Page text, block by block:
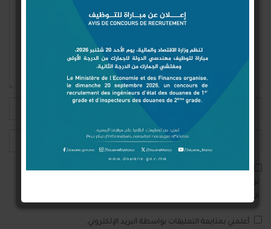
أعلمني بمتابعة التعليقات بواسطة البريد الإلكتروني.